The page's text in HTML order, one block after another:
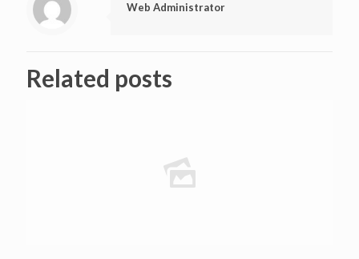
Web Administrator
Related posts